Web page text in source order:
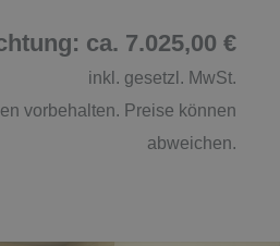
ca. 7.025,00 €
inkl. gesetzl. MwSt.
vorbehalten. Preise können
abweichen.